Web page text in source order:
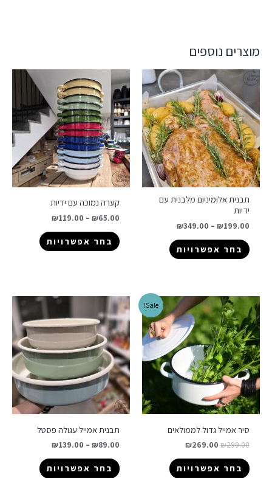
מוצרים נוספים
תבנית אלומיניום מלבנית עם
ידיות
₪199.00
–
₪349.00
בחר אפשרויות
קערה נמוכה עם ידיות
₪65.00
–
₪119.00
בחר אפשרויות
Sale!
סיר אמייל גדול לממולאים
₪299.00
₪269.00
בחר אפשרויות
תבנית אמייל עגולה פסטל
₪89.00
–
₪139.00
בחר אפשרויות